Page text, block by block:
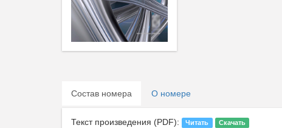
Состав номера О номере
Текст произведения (PDF): Читать Скачать